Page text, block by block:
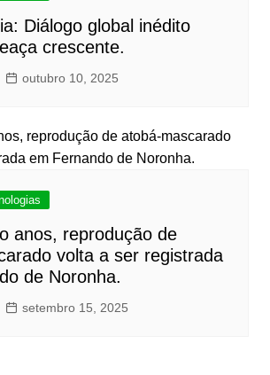
Diálogo global inédito
crescente.
outubro 10, 2025
anos, reprodução de
volta a ser registrada
de Noronha.
setembro 15, 2025